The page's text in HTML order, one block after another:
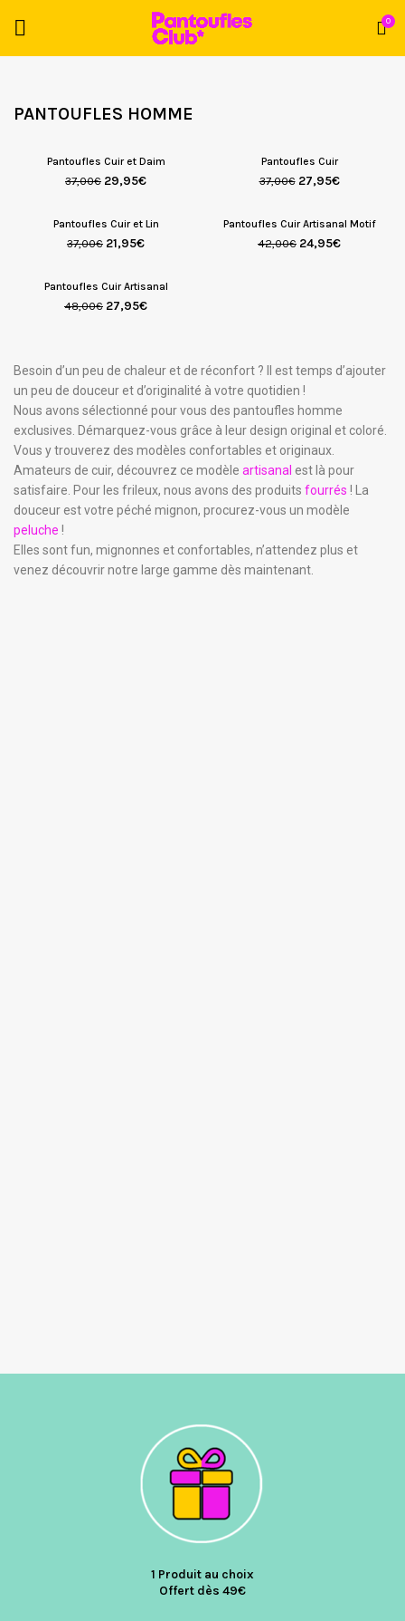
0
PANTOUFLES HOMME
Pantoufles Cuir et Daim
37,00€ 29,95€
Pantoufles Cuir
37,00€ 27,95€
Pantoufles Cuir et Lin
37,00€ 21,95€
Pantoufles Cuir Artisanal Motif
42,00€ 24,95€
Pantoufles Cuir Artisanal
48,00€ 27,95€
Besoin d’un peu de chaleur et de réconfort ? Il est temps d’ajouter
un peu de douceur et d’originalité à votre quotidien !
Nous avons sélectionné pour vous des pantoufles homme
exclusives. Démarquez-vous grâce à leur design original et coloré.
Vous y trouverez des modèles confortables et originaux.
Amateurs de cuir, découvrez ce modèle artisanal est là pour
satisfaire. Pour les frileux, nous avons des produits fourrés ! La
douceur est votre péché mignon, procurez-vous un modèle
peluche !
Elles sont fun, mignonnes et confortables, n’attendez plus et
venez découvrir notre large gamme dès maintenant.
1 Produit au choix
Offert dès 49€